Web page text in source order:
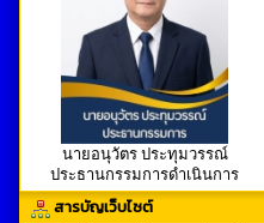
นายอนุวัตร ประทุมวรรณ์
ประธานกรรมการดำเนินการ
สารบัญเว็บไซต์